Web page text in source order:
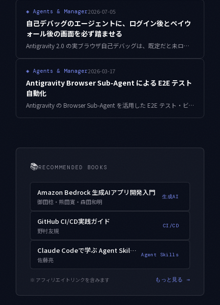
◈ Agents & Manager2026-07-05
自己デバッグのエージェントに、ログイン後とペイウ
ォール後の画面を必ず踏ませる
Antigravity 2.0 の実ブラウザ自己デバッグは、既定だと未ログインの無料表示しか見ずに合格を返します。課金導線の回帰を見逃さないため、認証済みセッションと課金状態をエージェントに注入し、到達を表明で強制する設計をまとめます。
◈ Agents & Manager2026-03-17
Antigravity Browser Sub-Agent による E2E テスト
自動化
Antigravity の Browser Sub-Agent を活用した E2E テスト・ビジュアルリグレッションテスト・CI/CD 統合の完全実践ガイド。Gemini の視覚能力でブラウザ自動化を次のレベルへ引き上げる。
📚RECOMMENDED BOOKS
Amazon Bedrock 生成AIアプリ開発入門
御田稔・熊田寛・森田和明
生成AI
GitHub CI/CD実践ガイド
野村友規
CI/CD
Claude Codeで学ぶ Agent Skills入門
佐藤亮
Agent Skills
※ アフィリエイトリンクを含みます もっと見る →